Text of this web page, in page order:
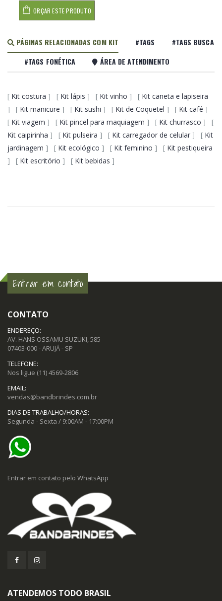
ORÇAR ESTE PRODUTO
PÁGINAS RELACIONADAS COM KIT #TAGS
#TAGS BUSCA
#TAGS FONÉTICA
ÁREA DE ATENDIMENTO
[ Kit costura ] [ Kit lápis ] [ Kit vinho ] [ Kit caneta e lapiseira
] [ Kit manicure ] [ Kit sushi ] [ Kit de Coquetel ] [ Kit café ]
[ Kit viagem ] [ Kit pincel para maquiagem ] [ Kit churrasco ] [
Kit caipirinha ] [ Kit pulseira ] [ Kit carregador de celular ] [ Kit
jardinagem ] [ Kit ecológico ] [ Kit feminino ] [ Kit pestiqueira
] [ Kit escritório ] [ Kit bebidas ]
Entrar em contato
CONTATO
ENDEREÇO:
AV. HANS OSSAMU SUZUKI, 585
07403-000 - ARUJÁ - SP
TELEFONE:
Nos ligue (11) 4569-2806
EMAIL:
vendas@bandbrindes.com.br
DIAS DE TRABALHO/HORAS:
Segunda - Sexta / 9:00AM - 17:00PM
Entrar em contato pelo WhatsApp
ATENDEMOS TODO BRASIL